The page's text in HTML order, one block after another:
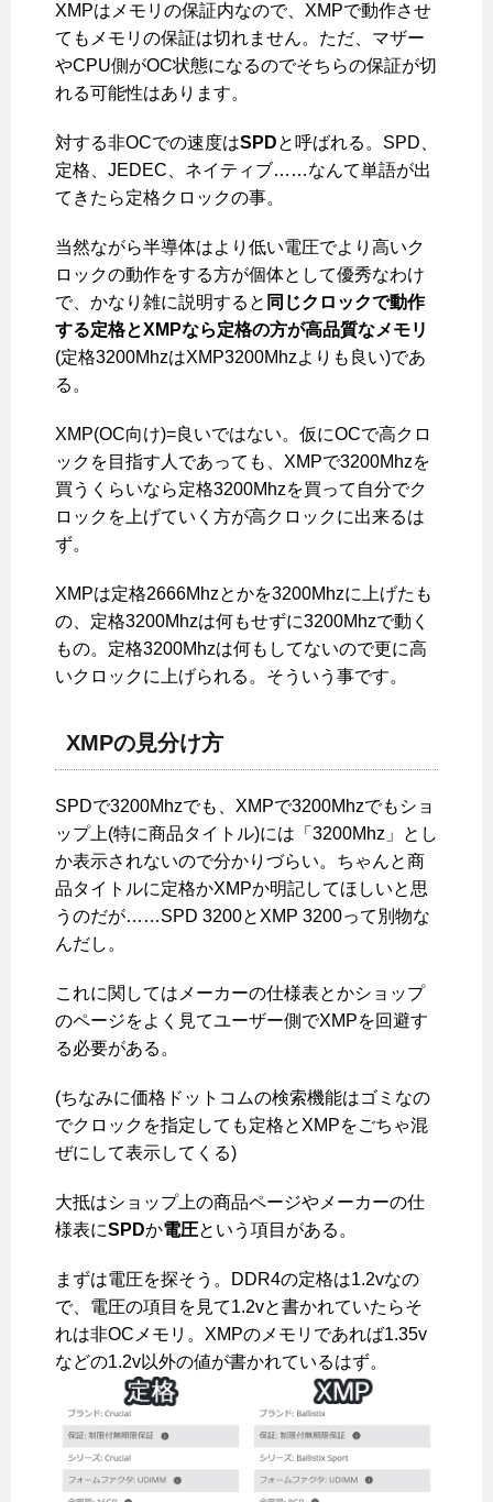
XMPはメモリの保証内なので、XMPで動作させ
てもメモリの保証は切れません。ただ、マザー
やCPU側がOC状態になるのでそちらの保証が切
れる可能性はあります。
対する非OCでの速度はSPDと呼ばれる。SPD、
定格、JEDEC、ネイティブ……なんて単語が出
てきたら定格クロックの事。
当然ながら半導体はより低い電圧でより高いク
ロックの動作をする方が個体として優秀なわけ
で、かなり雑に説明すると 同じクロックで動作
する定格とXMPなら定格の方が高品質なメモリ
(定格3200MhzはXMP3200Mhzよりも良い)であ
る。
XMP(OC向け)=良いではない。仮にOCで高クロ
ックを目指す人であっても、XMPで3200Mhzを
買うくらいなら定格3200Mhzを買って自分でク
ロックを上げていく方が高クロックに出来るは
ず。
XMPは定格2666Mhzとかを3200Mhzに上げたも
の、定格3200Mhzは何もせずに3200Mhzで動く
もの。定格3200Mhzは何もしてないので更に高
いクロックに上げられる。そういう事です。
XMPの見分け方
SPDで3200Mhzでも、XMPで3200Mhzでもショ
ップ上(特に商品タイトル)には「3200Mhz」とし
か表示されないので分かりづらい。ちゃんと商
品タイトルに定格かXMPか明記してほしいと思
うのだが……SPD 3200とXMP 3200って別物な
んだし。
これに関してはメーカーの仕様表とかショップ
のページをよく見てユーザー側でXMPを回避す
る必要がある。
(ちなみに価格ドットコムの検索機能はゴミなの
でクロックを指定しても定格とXMPをごちゃ混
ぜにして表示してくる)
大抵はショップ上の商品ページやメーカーの仕
様表にSPDか電圧という項目がある。
まずは電圧を探そう。DDR4の定格は1.2vなの
で、電圧の項目を見て1.2vと書かれていたらそ
れは非OCメモリ。XMPのメモリであれば1.35v
などの1.2v以外の値が書かれているはず。